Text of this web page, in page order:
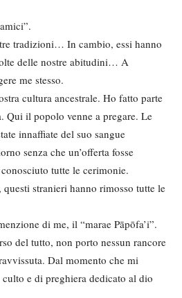
tradizioni… In cambio, essi hanno
delle nostre abitudini… A
me stesso.
cultura ancestrale. Ho fatto parte
Qui il popolo venne a pregare. Le
innaffiate del suo sangue
senza che un’offerta fosse
tutte le cerimonie.
stranieri hanno rimosso tutte le
di me, il “marae Pāpōfa’i”.
del tutto, non porto nessun rancore
Dal momento che mi
e di preghiera dedicato al dio